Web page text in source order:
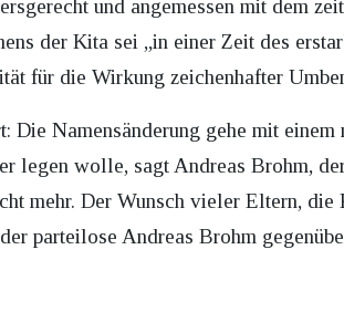
und angemessen mit dem
der Kita sei „in einer Zeit des
für die Wirkung zeichenhafter
Namensänderung gehe mit einem
legen wolle, sagt Andreas Brohm,
mehr. Der Wunsch vieler Eltern, die
parteilose Andreas Brohm